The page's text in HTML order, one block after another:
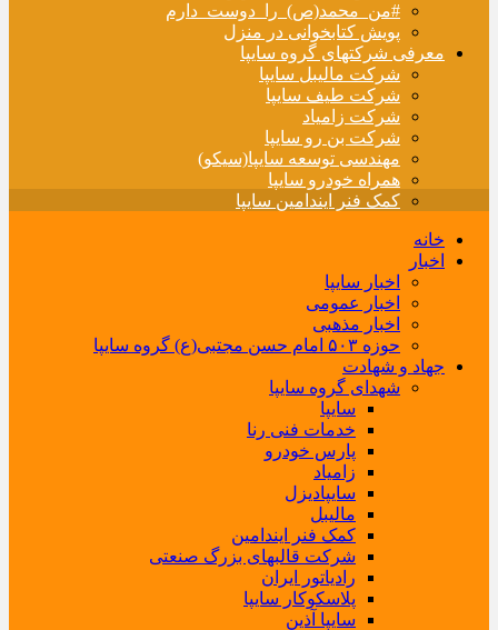
#من_محمد(ص)_را_دوست_دارم
پویش کتابخوانی در منزل
معرفی شرکتهای گروه سایپا
شرکت مالیبل سایپا
شرکت طیف سایپا
شرکت زامیاد
شرکت بن رو سایپا
مهندسی توسعه سایپا(سیکو)
همراه خودرو سایپا
کمک فنر ایندامین سایپا
خانه
اخبار
اخبار سایپا
اخبار عمومی
اخبار مذهبی
حوزه ۵۰۳ امام حسن مجتبی(ع) گروه سایپا
جهاد و شهادت
شهدای گروه سایپا
سایپا
خدمات فنی رنا
پارس خودرو
زامیاد
سایپادیزل
مالیبل
کمک فنر ایندامین
شرکت قالبهای بزرگ صنعتی
رادیاتور ایران
پلاسکوکار سایپا
سایپا آذین